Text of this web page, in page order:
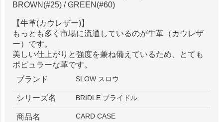
BROWN(#25) / GREEN(#60)
【牛革(カウレザー)】
もっとも多く市場に流通しているのが牛革（カウレザ
ー）です。
美しい仕上がりと強度を兼ね備えているため、とても
ポピュラーな革です。
ブランド
SLOW スロウ
シリーズ名 BRIDLE ブライドル
商品名 CARD CASE